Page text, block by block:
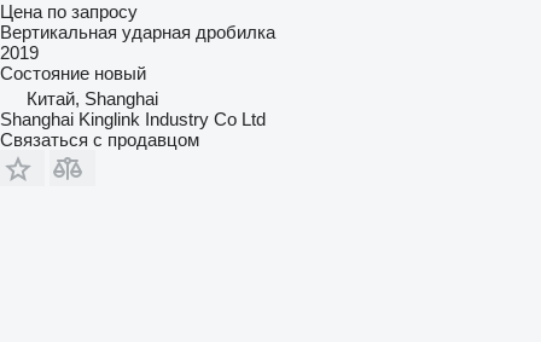
Цена по запросу
Вертикальная ударная дробилка
2019
Состояние новый
Китай, Shanghai
Shanghai Kinglink Industry Co Ltd
Связаться с продавцом